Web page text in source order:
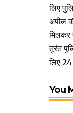
लिए
अपील
मिलकर
तुरंत
लिए
You